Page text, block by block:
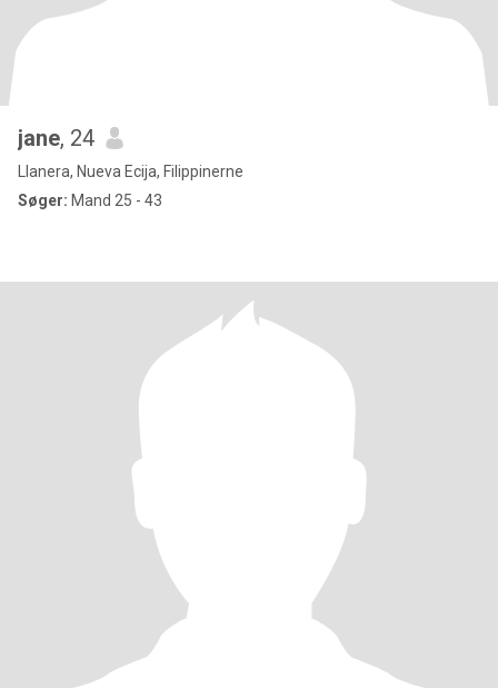
jane, 24
Llanera, Nueva Ecija, Filippinerne
Søger: Mand 25 - 43